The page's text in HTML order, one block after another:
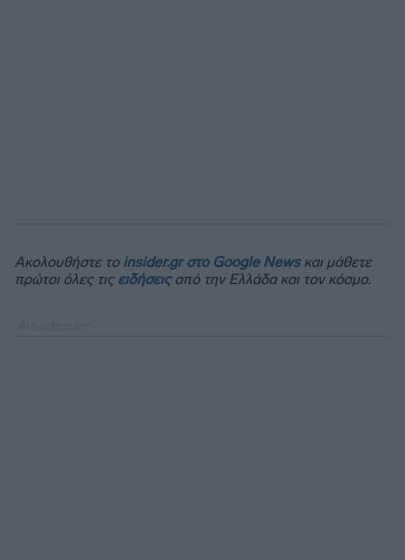
Ακολουθήστε το insider.gr στο Google Newsκαι μάθετε
πρώτοι όλες τις ειδήσειςαπό την Ελλάδα και τον κόσμο.